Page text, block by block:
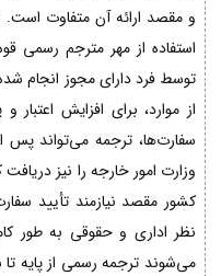
و مقصد ارائه آن متفاوت
استفاده از مهر مترجم رسمی
توسط فرد دارای مجوز انجام
از موارد، برای افزایش
سفارت‌ها، ترجمه می‌تواند پس
وزارت امور خارجه را نیز
کشور مقصد نیازمند تأیید
نظر اداری و حقوقی به طور
می‌شوند ترجمه رسمی از پایه تا